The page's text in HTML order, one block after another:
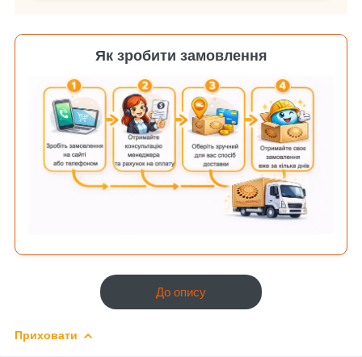
Як зробити замовлення
До опису
Приховати